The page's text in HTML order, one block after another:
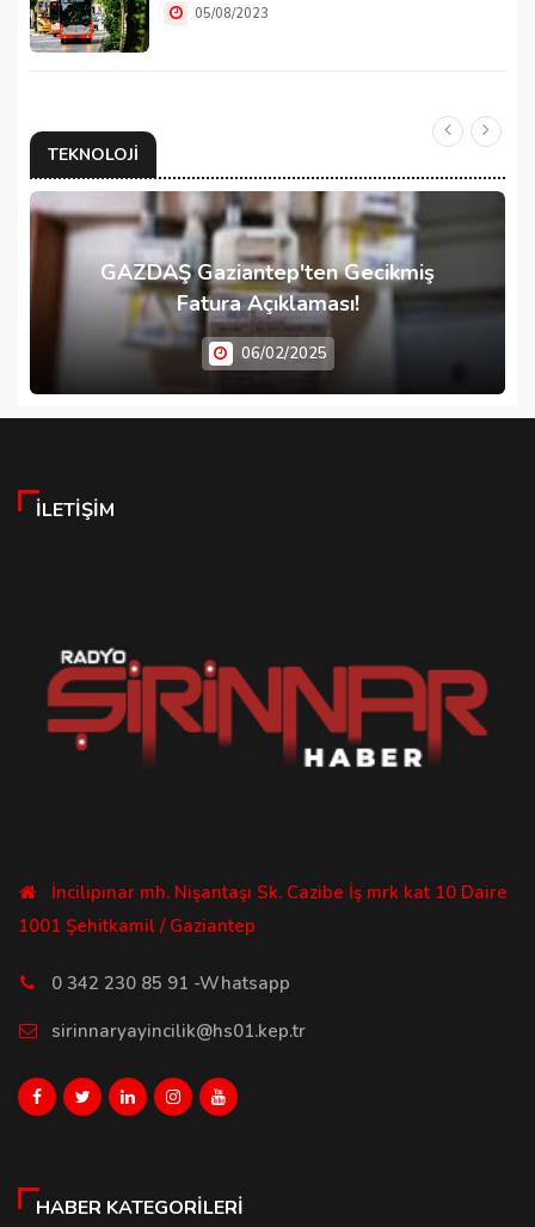
05/08/2023
TEKNOLOJI
GAZDAŞ Gaziantep'ten Gecikmiş
Fatura Açıklaması!
06/02/2025
İLETIŞIM
İncilipınar mh. Nişantaşı Sk. Cazibe İş mrk kat 10 Daire
1001 Şehitkamil / Gaziantep
0 342 230 85 91 -Whatsapp
sirinnaryayincilik@hs01.kep.tr
HABER KATEGORILERI